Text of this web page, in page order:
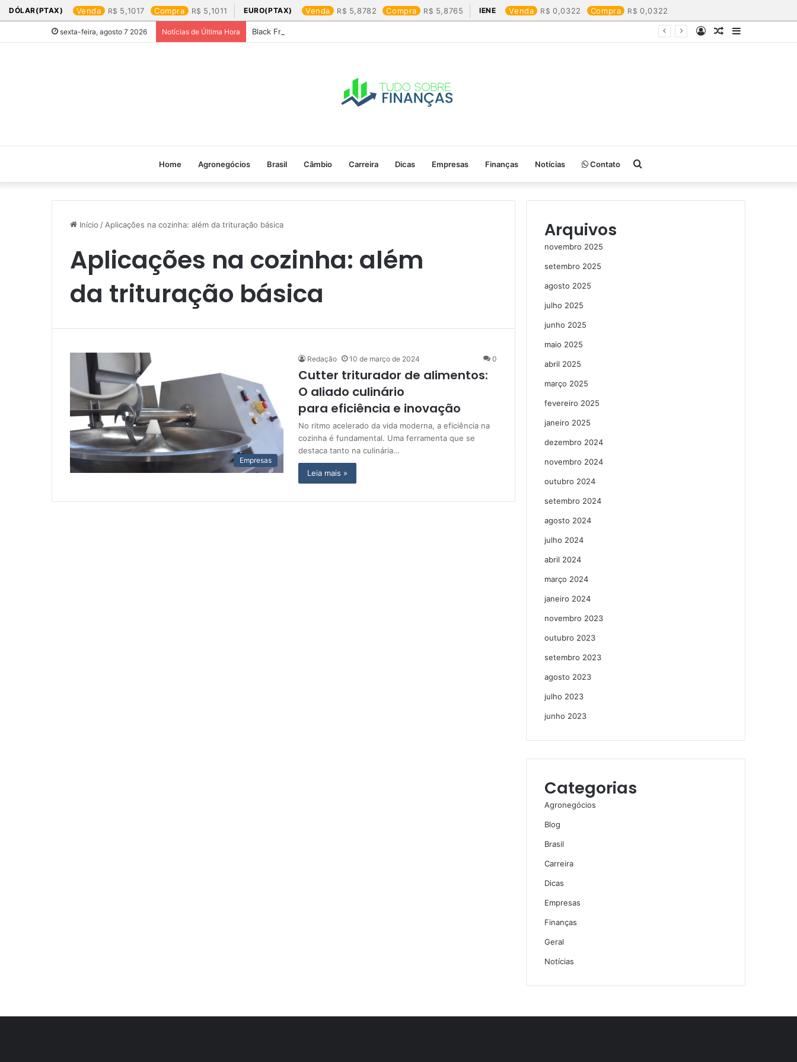
DÓLAR(PTAX) Venda 5,1017 Compra 5,1011 EURO(PTAX) Venda 5,8782 Compra 5,8765 IENE Venda 0,0322 Compra 0,0322
sexta-feira, agosto 7 2026 Notícias de Última Hora Black Friday: os produtos que mais valem a pena
Barra
Artigo
Entrar
Home Agronegócios Brasil Câmbio Carreira Dicas Empresas Finanças Notícias Contato Procurar
por
Início / Aplicações na cozinha: além da trituração básica
Aplicações na cozinha: além
da trituração básica
Empresas
Redação 10 de março de 2024 0
Cutter triturador de alimentos:
O aliado culinário
para eficiência e inovação
No ritmo acelerado da vida moderna, a eficiência na
cozinha é fundamental. Uma ferramenta que se
destaca tanto na culinária…
Leia mais »
Arquivos
novembro 2025
setembro 2025
agosto 2025
julho 2025
junho 2025
maio 2025
abril 2025
março 2025
fevereiro 2025
janeiro 2025
dezembro 2024
novembro 2024
outubro 2024
setembro 2024
agosto 2024
julho 2024
abril 2024
março 2024
janeiro 2024
novembro 2023
outubro 2023
setembro 2023
agosto 2023
julho 2023
junho 2023
Categorias
Agronegócios
Blog
Brasil
Carreira
Dicas
Empresas
Finanças
Geral
Notícias